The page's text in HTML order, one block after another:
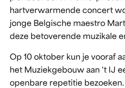
hartverwarmende concert
jonge Belgische maestro
deze betoverende muzikale
Op 10 oktober kun je vooraf
het Muziekgebouw aan 't IJ
openbare repetitie